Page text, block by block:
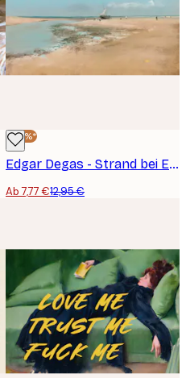
-40%*
Edgar Degas - Strand bei Ebbe Poster
Ab 7,77 €12,95 €